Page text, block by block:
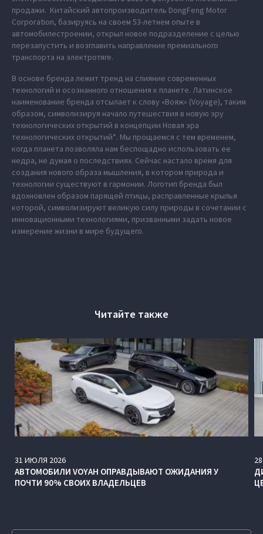
продажи. Китайский автопроизводитель DongFeng Motor
Corporation, базируясь на своем 53-летнем опыте в
автомобилестроении, открыл новое подразделение с целью
перезапустить и возглавить направление премиального
транспорта на электротяге.
В основе бренда лежит тренд на слияние современных
технологий и осознанного отношения к планете. Латинское
наименование бренда отсылает к слову «Вояж» (Voyage), таким
образом, символизируя начало путешествия в новую эру
технологических открытий в концепции Новая эра
технологических открытий*. Мы прощаемся с тем временем,
когда планета позволяла нам беспощадно использовать ее
недра, не думая о последствиях. Сейчас настало время для
создания нового образа мышления, в котором природа и
технологии существуют в гармонии. Логотип бренда был
вдохновлен образом парящей птицы, расправленные крылья
которой, символизируют великую силу природы в сочетании с
инновационными технологиями, призванными задать новое
измерение жизни в мире будущего.
Читайте также
31 ИЮЛЯ 2026
АВТОМОБИЛИ VOYAH ОПРАВДЫВАЮТ ОЖИДАНИЯ У
ПОЧТИ 90% СВОИХ ВЛАДЕЛЬЦЕВ
28